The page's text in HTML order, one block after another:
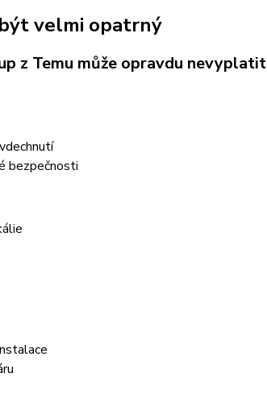
velmi opatrný
z Temu může opravdu nevyplatit
bezpečnosti